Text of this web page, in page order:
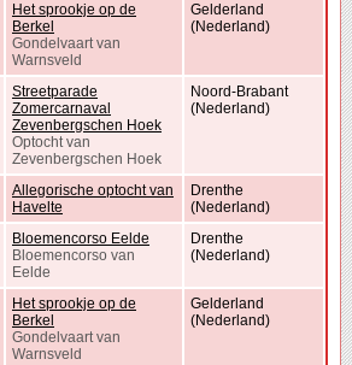
Het sprookje op de
Berkel
Gondelvaart van
Warnsveld
Gelderland
(Nederland)
Streetparade
Zomercarnaval
Zevenbergschen Hoek
Optocht van
Zevenbergschen Hoek
Noord-Brabant
(Nederland)
Allegorische optocht van
Havelte
Drenthe
(Nederland)
Bloemencorso Eelde
Bloemencorso van
Eelde
Drenthe
(Nederland)
Het sprookje op de
Berkel
Gondelvaart van
Warnsveld
Gelderland
(Nederland)